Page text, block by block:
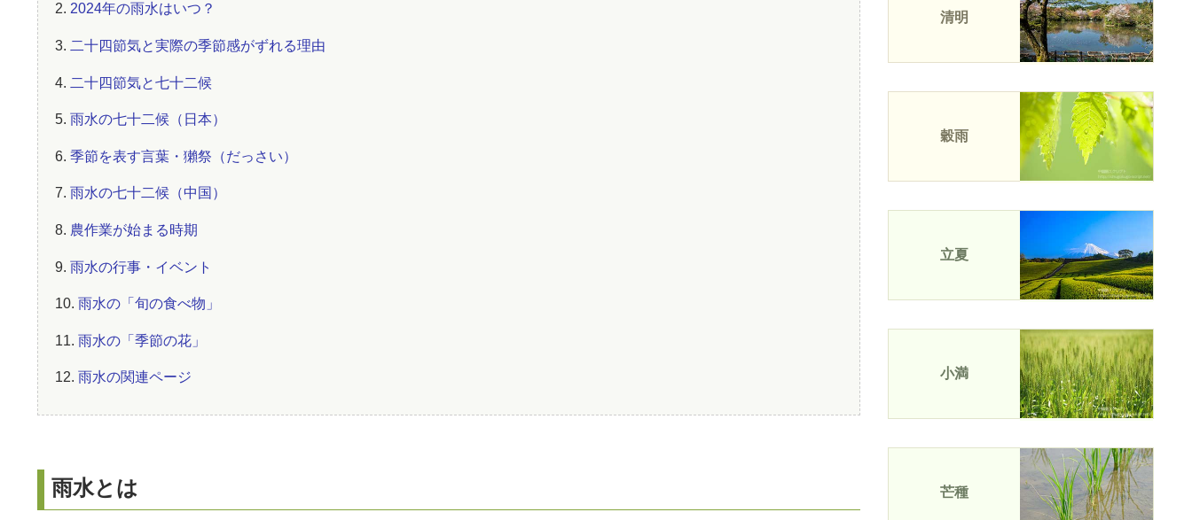
2.2024年の雨水はいつ？
3. 二十四節気と実際の季節感がずれる理由
4. 二十四節気と七十二候
5.雨水の七十二候（日本）
6.季節を表す言葉・獺祭（だっさい）
7. 雨水の七十二候（中国）
8. 農作業が始まる時期
9.雨水の行事・イベント
10.雨水の「旬の食べ物」
11.雨水の「季節の花」
12.雨水の関連ページ
雨水とは
清明
穀雨
立夏
小満
芒種